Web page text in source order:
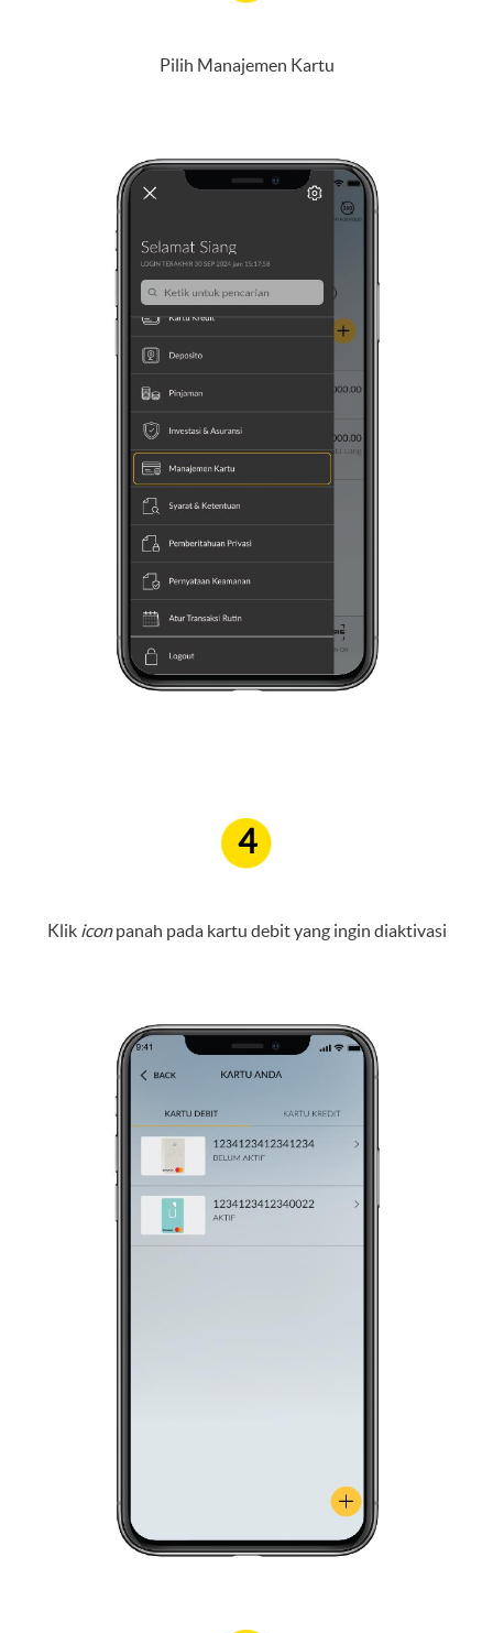
Pilih Manajemen Kartu
4
Klik iconpanah pada kartu debit yang ingin diaktivasi